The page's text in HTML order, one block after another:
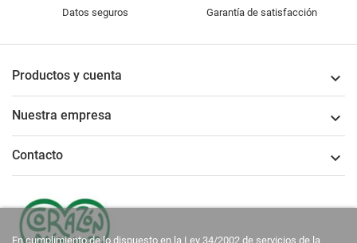
Datos seguros Garantía de satisfacción
Productos y cuenta 
Nuestra empresa 
Contacto 
En cumplimiento de lo dispuesto en la Ley 34/2002 de servicios de la